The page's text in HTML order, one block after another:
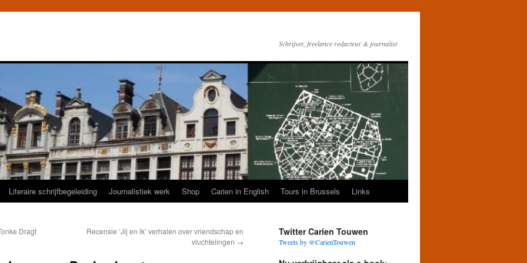
Schrijver, freelance redacteur & journalist
Literaire schrijfbegeleiding Journalistiek werk Shop Carien in English Tours in Brussels Links
Dragt
Recensie ‘Jij en ik’ verhalen over vriendschap en
vluchtelingen →
Twitter Carien Touwen
Tweets by @CarienTouwen